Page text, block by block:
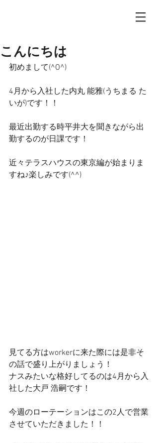
こんにちは
初めまして(^O^)
4月から入社した内丸 能雅(うちまる た
いが)です！！
最近出勤する時平井大を聞きながら出
勤するのが日課です！
近々テラスハウスの東京編が始まりま
すね♪楽しみです(^^)
見てる方はworkerに来た際には是非そ
の話で盛り上がりましょう！
ナスみたいな格好してるのは4月から入
社した大戸 浩嗣です！
今週のローテーションはこの2人で営業
させていただきました！！